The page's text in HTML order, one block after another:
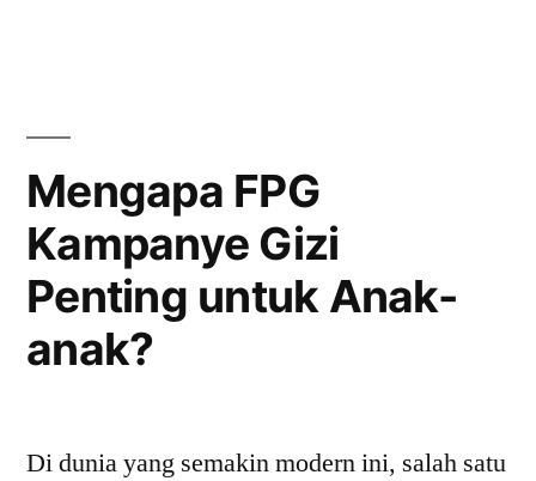
Mengapa FPG
Kampanye Gizi
Penting untuk Anak-
anak?
Di dunia yang semakin modern ini, salah satu